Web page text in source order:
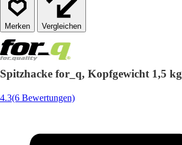
Vergleichen
Spitzhacke for_q, Kopfgewicht 1,5 kg
4.3(6 Bewertungen)